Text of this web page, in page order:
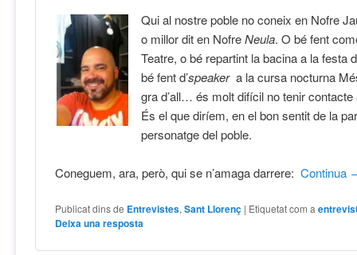
Qui al nostre poble no coneix en Nofre
o millor dit en NofreNeula. O bé fent
Teatre, o bé repartint la bacina a la festa
bé fent d’speakera la cursa nocturna
gra d’all… és molt difícil no tenir
És el que diríem, en el bon sentit de la
personatge del poble.
Coneguem, ara, però, qui se n’amaga darrere:Continua
Publicat dins de Entrevistes,Sant Llorenç | Etiquetat com a
Deixa una resposta